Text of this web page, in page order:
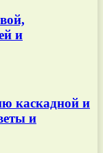
и
каскадной и
и